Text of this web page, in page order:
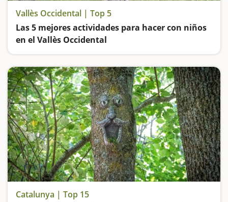
Vallès Occidental | Top 5
Las 5 mejores actividades para hacer con niños
en el Vallès Occidental
Catalunya | Top 15